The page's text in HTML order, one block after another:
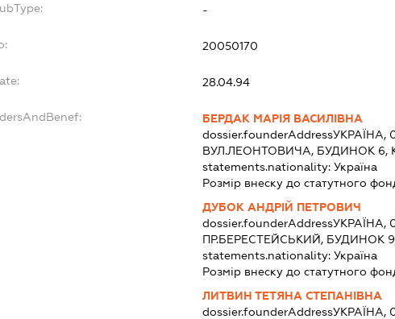
-
20050170
28.04.94
БЕРДАК МАРІЯ ВАСИЛІВНА
dossier.founderAddressУКРАЇНА,
ВУЛ.ЛЕОНТОВИЧА, БУДИНОК 6,
statements.nationality: Україна
Розмір внеску до статутного
ДУБОК АНДРІЙ ПЕТРОВИЧ
dossier.founderAddressУКРАЇНА,
ПР.БЕРЕСТЕЙСЬКИЙ, БУДИНОК
statements.nationality: Україна
Розмір внеску до статутного
ЛИТВИН ТЕТЯНА СТЕПАНІВНА
dossier.founderAddressУКРАЇНА,